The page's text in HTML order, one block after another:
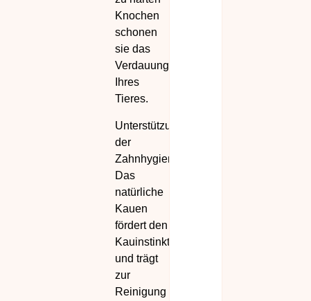
Knochen
schonen
sie das
Verdauungssystem
Ihres
Tieres.
Unterstützung
der
Zahnhygiene:
Das
natürliche
Kauen
fördert den
Kauinstinkt
und trägt
zur
Reinigung